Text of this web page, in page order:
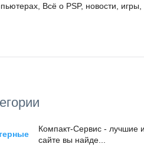
Всё о PSP, новости,
Компакт-Сервис - лучшие
сайте вы найде...